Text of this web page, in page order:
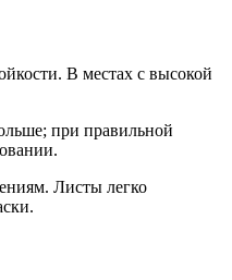
В местах с высокой
при правильной
Листы легко